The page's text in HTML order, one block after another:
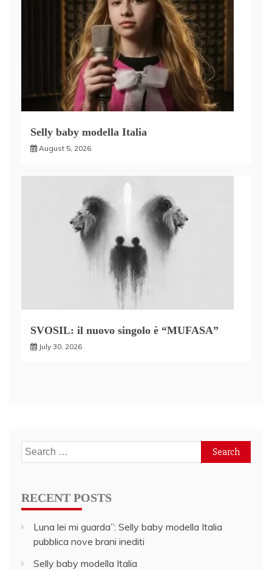
Selly baby modella Italia
August 5, 2026
SVOSIL: il nuovo singolo è “MUFASA”
July 30, 2026
Search
for:
RECENT POSTS
Luna lei mi guarda”: Selly baby modella Italia
pubblica nove brani inediti
Selly baby modella Italia